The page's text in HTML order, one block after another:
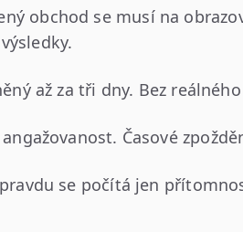
obchod se musí na
až za tři dny. Bez
Časové
se počítá jen